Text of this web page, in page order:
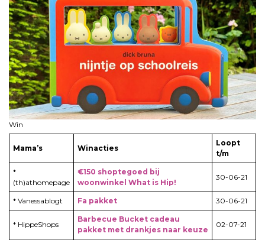
Win
Mama’s Winacties
Loopt
t/m
*
(th)athomepage
€150 shoptegoed bij
woonwinkel What is Hip!
30-06-21
* Vanessablogt Fa pakket 30-06-21
* HippeShops
Barbecue Bucket cadeau
pakket met drankjes naar keuze
02-07-21